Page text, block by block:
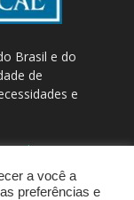
Brasil e do
de
e
/
a você a
preferências e